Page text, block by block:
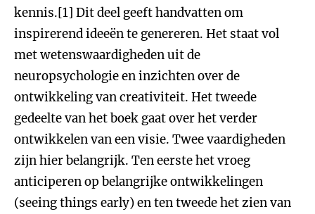
kennis.[1] Dit deel geeft handvatten om
inspirerend ideeën te genereren. Het staat vol
met wetenswaardigheden uit de
neuropsychologie en inzichten over de
ontwikkeling van creativiteit. Het tweede
gedeelte van het boek gaat over het verder
ontwikkelen van een visie. Twee vaardigheden
zijn hier belangrijk. Ten eerste het vroeg
anticiperen op belangrijke ontwikkelingen
(seeing things early) en ten tweede het zien van